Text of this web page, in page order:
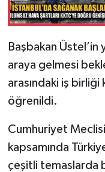
Başbakan Üstel’in
araya gelmesi
arasındaki iş birliği
öğrenildi.
Cumhuriyet
kapsamında
çeşitli temaslarda